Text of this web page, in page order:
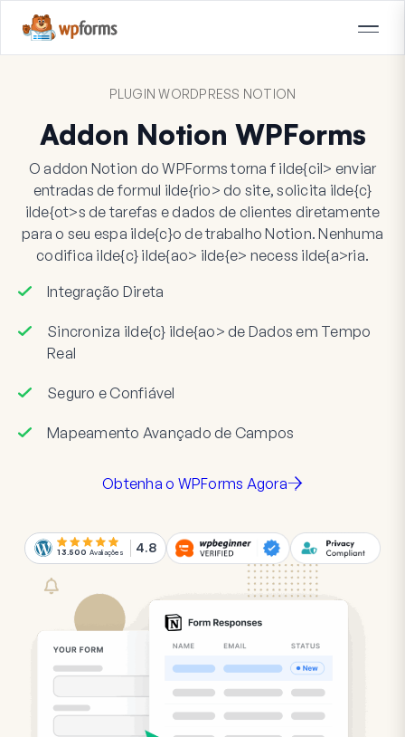
PLUGIN WORDPRESS NOTION
Addon Notion WPForms
O addon Notion do WPForms torna f ilde{cil> enviar
entradas de formul ilde{rio> do site, solicita ilde{c}
ilde{ot>s de tarefas e dados de clientes diretamente
para o seu espa ilde{c}o de trabalho Notion. Nenhuma
codifica ilde{c} ilde{ao> ilde{e> necess ilde{a>ria.
Integração Direta
Sincroniza ilde{c} ilde{ao> de Dados em Tempo
Real
Seguro e Confiável
Mapeamento Avançado de Campos
Obtenha o WPForms Agora
13.500 Avaliações 4.8